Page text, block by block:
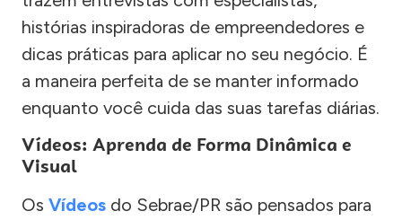
histórias inspiradoras de empreendedores e
dicas práticas para aplicar no seu negócio. É
a maneira perfeita de se manter informado
enquanto você cuida das suas tarefas diárias.
Vídeos: Aprenda de Forma Dinâmica e
Visual
Os Vídeos do Sebrae/PR são pensados para